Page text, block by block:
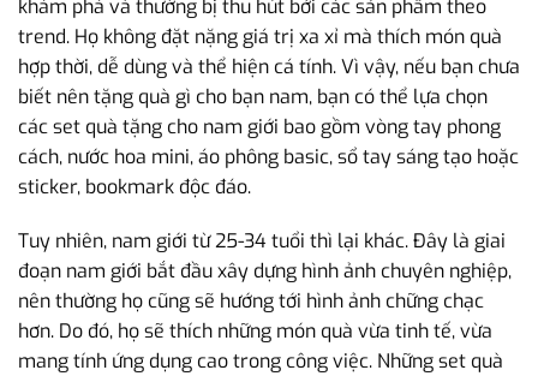
khám phá và thường bị thu hút bởi các sản phẩm theo
trend. Họ không đặt nặng giá trị xa xỉ mà thích món quà
hợp thời, dễ dùng và thể hiện cá tính. Vì vậy, nếu bạn chưa
biết nên tặng quà gì cho bạn nam, bạn có thể lựa chọn
các set quà tặng cho nam giới bao gồm vòng tay phong
cách, nước hoa mini, áo phông basic, sổ tay sáng tạo hoặc
sticker, bookmark độc đáo.
Tuy nhiên, nam giới từ 25-34 tuổi thì lại khác. Đây là giai
đoạn nam giới bắt đầu xây dựng hình ảnh chuyên nghiệp,
nên thường họ cũng sẽ hướng tới hình ảnh chững chạc
hơn. Do đó, họ sẽ thích những món quà vừa tinh tế, vừa
mang tính ứng dụng cao trong công việc. Những set quà